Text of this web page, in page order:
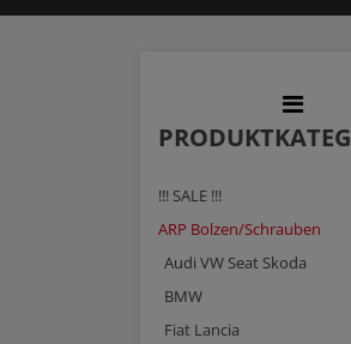
!!! SALE !!!
ARP Bolzen/Schrauben
Audi VW Seat Skoda
BMW
Fiat Lancia